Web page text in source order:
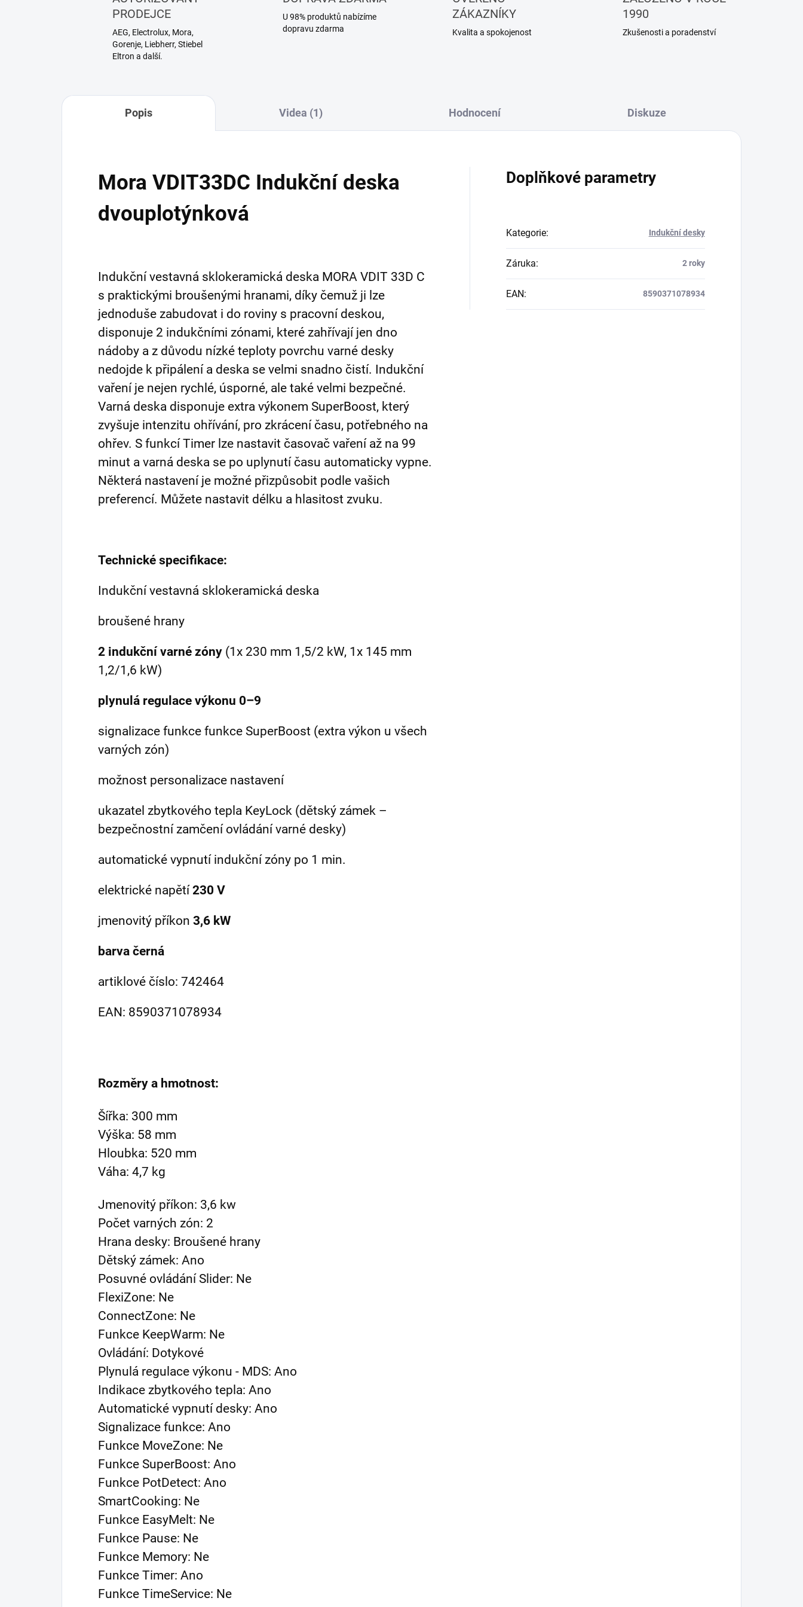
PRODEJCE
AEG, Electrolux, Mora,
Gorenje, Liebherr, Stiebel
Eltron a další.
U 98% produktů nabízíme
dopravu zdarma
ZÁKAZNÍKY
Kvalita a spokojenost
1990
Zkušenosti a poradenství
Popis Videa (1) Hodnocení Diskuze
Mora VDIT33DC Indukční deska
dvouplotýnková
Indukční vestavná sklokeramická deska MORA VDIT 33D C
s praktickými broušenými hranami, díky čemuž ji lze
jednoduše zabudovat i do roviny s pracovní deskou,
disponuje 2 indukčními zónami, které zahřívají jen dno
nádoby a z důvodu nízké teploty povrchu varné desky
nedojde k připálení a deska se velmi snadno čistí. Indukční
vaření je nejen rychlé, úsporné, ale také velmi bezpečné.
Varná deska disponuje extra výkonem SuperBoost, který
zvyšuje intenzitu ohřívání, pro zkrácení času, potřebného na
ohřev. S funkcí Timer lze nastavit časovač vaření až na 99
minut a varná deska se po uplynutí času automaticky vypne.
Některá nastavení je možné přizpůsobit podle vašich
preferencí. Můžete nastavit délku a hlasitost zvuku.
Technické specifikace:
Indukční vestavná sklokeramická deska
broušené hrany
2 indukční varné zóny (1x 230 mm 1,5/2 kW, 1x 145 mm
1,2/1,6 kW)
plynulá regulace výkonu 0–9
signalizace funkce funkce SuperBoost (extra výkon u všech
varných zón)
možnost personalizace nastavení
ukazatel zbytkového tepla KeyLock (dětský zámek –
bezpečnostní zamčení ovládání varné desky)
automatické vypnutí indukční zóny po 1 min.
elektrické napětí230 V
jmenovitý příkon 3,6 kW
barva černá
artiklové číslo: 742464
EAN: 8590371078934
Rozměry a hmotnost:
Šířka: 300 mm
Výška: 58 mm
Hloubka: 520 mm
Váha: 4,7 kg
Jmenovitý příkon: 3,6 kw
Počet varných zón: 2
Hrana desky: Broušené hrany
Dětský zámek: Ano
Posuvné ovládání Slider: Ne
FlexiZone: Ne
ConnectZone: Ne
Funkce KeepWarm: Ne
Ovládání: Dotykové
Plynulá regulace výkonu - MDS: Ano
Indikace zbytkového tepla: Ano
Automatické vypnutí desky: Ano
Signalizace funkce: Ano
Funkce MoveZone: Ne
Funkce SuperBoost: Ano
Funkce PotDetect: Ano
SmartCooking: Ne
Funkce EasyMelt: Ne
Funkce Pause: Ne
Funkce Memory: Ne
Funkce Timer: Ano
Funkce TimeService: Ne
Doplňkové parametry
Kategorie: Indukční desky
Záruka: 2 roky
EAN: 8590371078934